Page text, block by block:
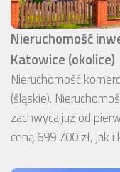
Nieruchomość
Katowice (okolice)
Nieruchomość
(śląskie).
zachwyca już od
ceną 699 700 zł, jak